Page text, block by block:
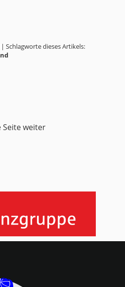
| Schlagworte dieses Artikels:
Seite weiter